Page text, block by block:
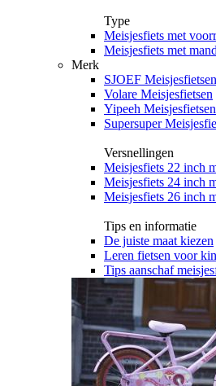
Type
Meisjesfiets met
Meisjesfiets met
Merk
SJOEF Meisjesfietsen
Volare Meisjesfietsen
Yipeeh Meisjesfietsen
Supersuper
Versnellingen
Meisjesfiets 22 inch
Meisjesfiets 24 inch
Meisjesfiets 26 inch
Tips en informatie
De juiste maat kiezen
Leren fietsen voor
Tips aanschaf